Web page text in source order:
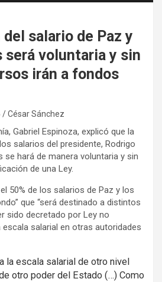
del salario de Paz y
será voluntaria y sin
irán a fondos
/ César Sánchez
Gabriel Espinoza, explicó que la
salarios del presidente, Rodrigo
se hará de manera voluntaria y sin
de una Ley.
50% de los salarios de Paz y los
que “será destinado a distintos
sido decretado por Ley no
salarial en otras autoridades
la escala salarial de otro nivel
otro poder del Estado (…) Como